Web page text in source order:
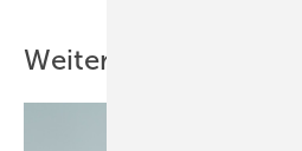
Weitere Inhalte